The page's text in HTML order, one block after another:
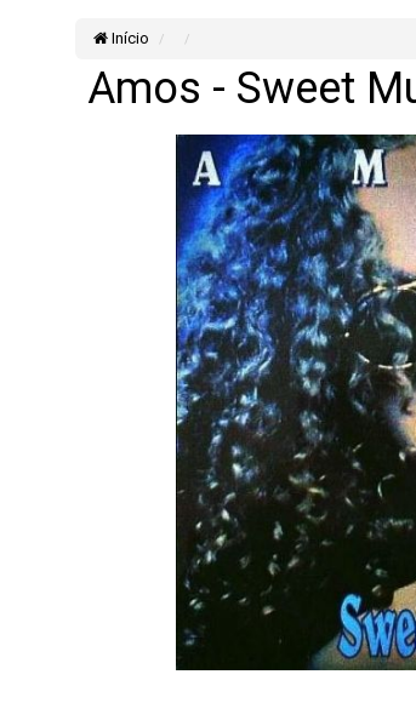
Início
Amos - Sweet